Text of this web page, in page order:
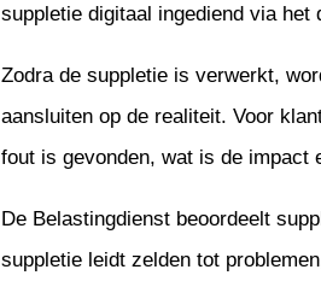
suppletie digitaal ingediend via
Zodra de suppletie is verwerkt,
aansluiten op de realiteit. Voor
fout is gevonden, wat is de impact
De Belastingdienst beoordeelt
suppletie leidt zelden tot